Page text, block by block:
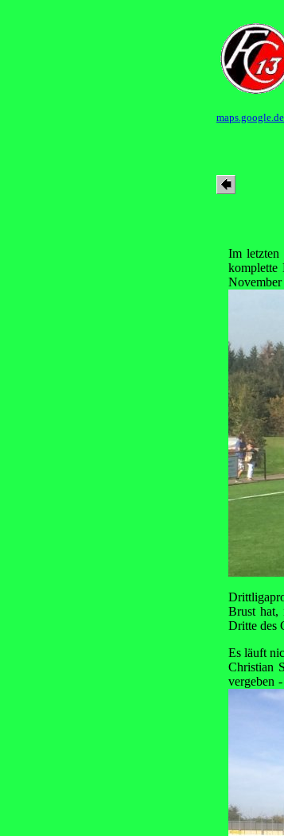
maps.google.de
Im letzten
komplette
Brust hat,
Dritte des
Es läuft
Christian
vergeben